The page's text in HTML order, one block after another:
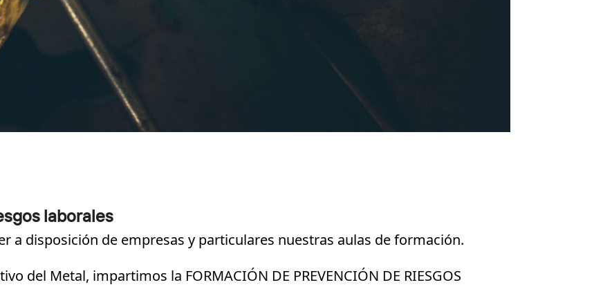
laborales
a disposición de empresas y particulares nuestras aulas de formación.
del Metal, impartimos la FORMACIÓN DE PREVENCIÓN DE RIESGOS